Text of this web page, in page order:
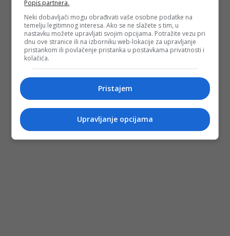
Popis partnera.
Neki dobavljači mogu obrađivati vaše osobne podatke na
temelju legitimnog interesa. Ako se ne slažete s tim, u
nastavku možete upravljati svojim opcijama. Potražite vezu pri
dnu ove stranice ili na izborniku web-lokacije za upravljanje
pristankom ili povlačenje pristanka u postavkama privatnosti i
kolačića.
Pristajem
Upravljanje opcijama